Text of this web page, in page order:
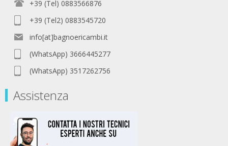
+39 (Tel) 0883566876
+39 (Tel2) 0883545720
info[at]bagnoericambi.it
(WhatsApp) 3666445277
(WhatsApp) 3517262756
Assistenza